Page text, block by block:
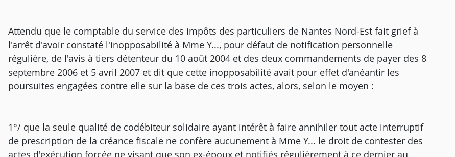
Attendu que le comptable du service des impôts des particuliers de Nantes Nord-Est fait grief à
l'arrêt d'avoir constaté l'inopposabilité à Mme Y..., pour défaut de notification personnelle
régulière, de l'avis à tiers détenteur du 10 août 2004 et des deux commandements de payer des 8
septembre 2006 et 5 avril 2007 et dit que cette inopposabilité avait pour effet d'anéantir les
poursuites engagées contre elle sur la base de ces trois actes, alors, selon le moyen :
1°/ que la seule qualité de codébiteur solidaire ayant intérêt à faire annihiler tout acte interruptif
de prescription de la créance fiscale ne confère aucunement à Mme Y... le droit de contester des
actes d'exécution forcée ne visant que son ex-époux et notifiés régulièrement à ce dernier au